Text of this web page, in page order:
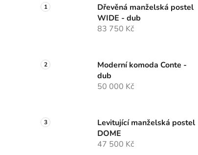
a
Dřevěná manželská postel
WIDE - dub
83 750 Kč
Moderní komoda Conte -
dub
50 000 Kč
Levitující manželská postel
DOME
47 500 Kč